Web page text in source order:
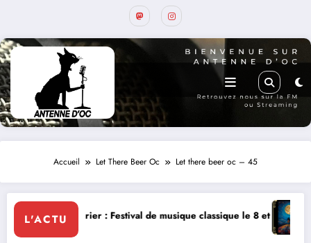
Accueil Let There Beer Oc Let there beer oc – 45
L'ACTU
: Festival de musique classique le 8 et 9 août La Thérapie